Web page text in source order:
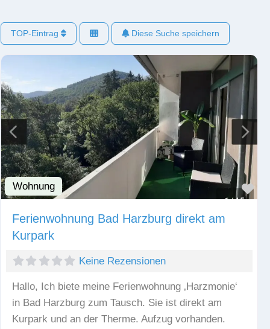
TOP-Eintrag Diese Suche speichern
Wohnung
Ferienwohnung Bad Harzburg direkt am
Kurpark
Keine Rezensionen
Hallo, Ich biete meine Ferienwohnung ‚Harzmonie‘
in Bad Harzburg zum Tausch. Sie ist direkt am
Kurpark und an der Therme. Aufzug vorhanden.